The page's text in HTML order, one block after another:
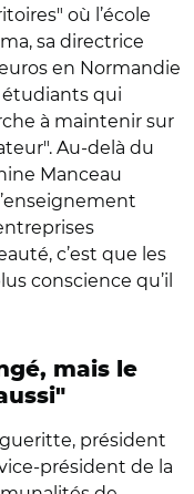
où l’école
sa directrice
en Normandie
étudiants qui
à maintenir sur
Au-delà du
Manceau
c’est que les
conscience qu’il
mais le
président
président de la